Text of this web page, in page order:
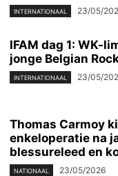
INTERNATIONAAL 23/05/
IFAM dag 1: WK-
jonge Belgian
INTERNATIONAAL 23/05/
Thomas Carmoy
enkeloperatie na
blessureleed en
NATIONAAL 23/05/2026